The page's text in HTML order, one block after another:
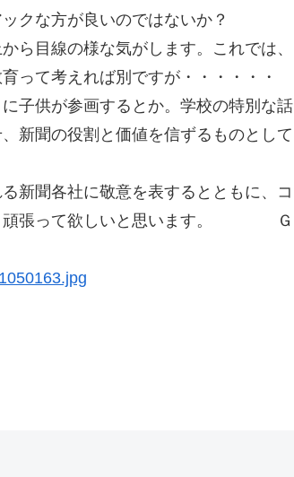
クな方が良いのではないか？
ら目線の様な気がします。これでは、
って考えれば別ですが・・・・・・
子供が参画するとか。学校の特別な話
新聞の役割と価値を信ずるものとして
新聞各社に敬意を表するとともに、コ
、頑張って欲しいと思います。 Ｇ